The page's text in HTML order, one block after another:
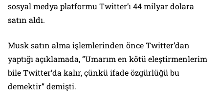
sosyal medya platformu Twitter’ı 44 milyar dolara
satın aldı.
Musk satın alma işlemlerinden önce Twitter’dan
yaptığı açıklamada, “Umarım en kötü eleştirmenlerim
bile Twitter’da kalır, çünkü ifade özgürlüğü bu
demektir” demişti.